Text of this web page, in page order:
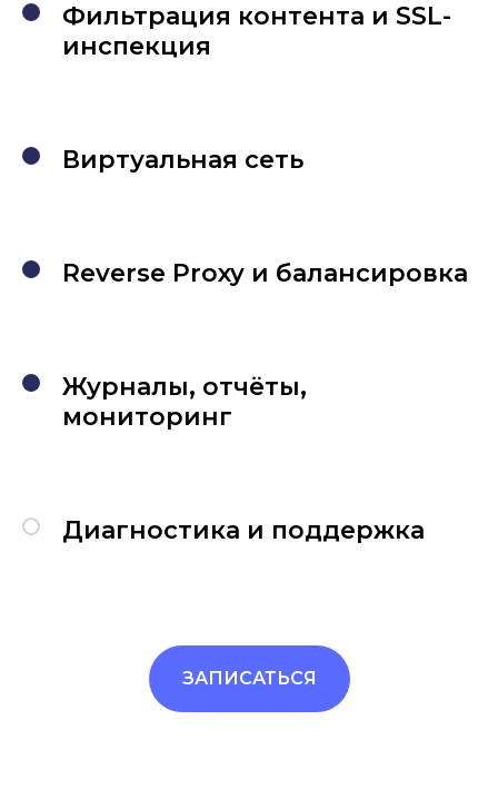
Фильтрация контента и SSL-
инспекция
Виртуальная сеть
Reverse Proxy и балансировка
Журналы, отчёты,
мониторинг
Диагностика и поддержка
ЗАПИСАТЬСЯ